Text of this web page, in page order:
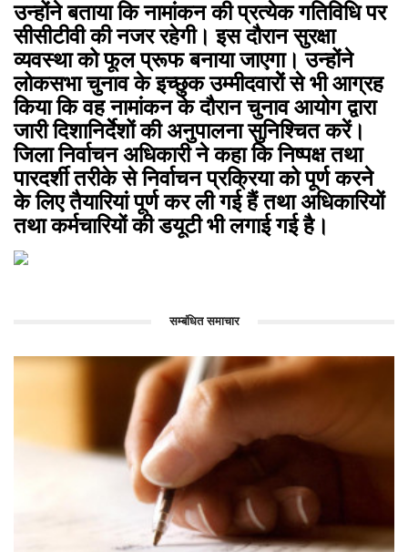
उन्होंने बताया कि नामांकन की प्रत्येक गतिविधि पर
सीसीटीवी की नजर रहेगी। इस दौरान सुरक्षा
व्यवस्था को फूल प्रूफ बनाया जाएगा। उन्होंने
लोकसभा चुनाव के इच्छुक उम्मीदवारोें से भी आग्रह
किया कि वह नामांकन के दौरान चुनाव आयोग द्वारा
जारी दिशानिर्देेशों की अनुपालना सुनिश्चित करें।
जिला निर्वाचन अधिकारी ने कहा कि निष्पक्ष तथा
पारदर्शी तरीके से निर्वाचन प्रक्रिया को पूर्ण करने
के लिए तैयारियां पूर्ण कर ली गई हैं तथा अधिकारियों
तथा कर्मचारियों की डयूटी भी लगाई गई है।
सम्बंधित समाचार